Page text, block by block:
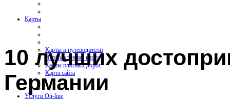
Карты
Карты и путеводители
Интерактивная карта
Карты платных дорог
Карта сайта
Услуги On-line
10 лучших
Германии